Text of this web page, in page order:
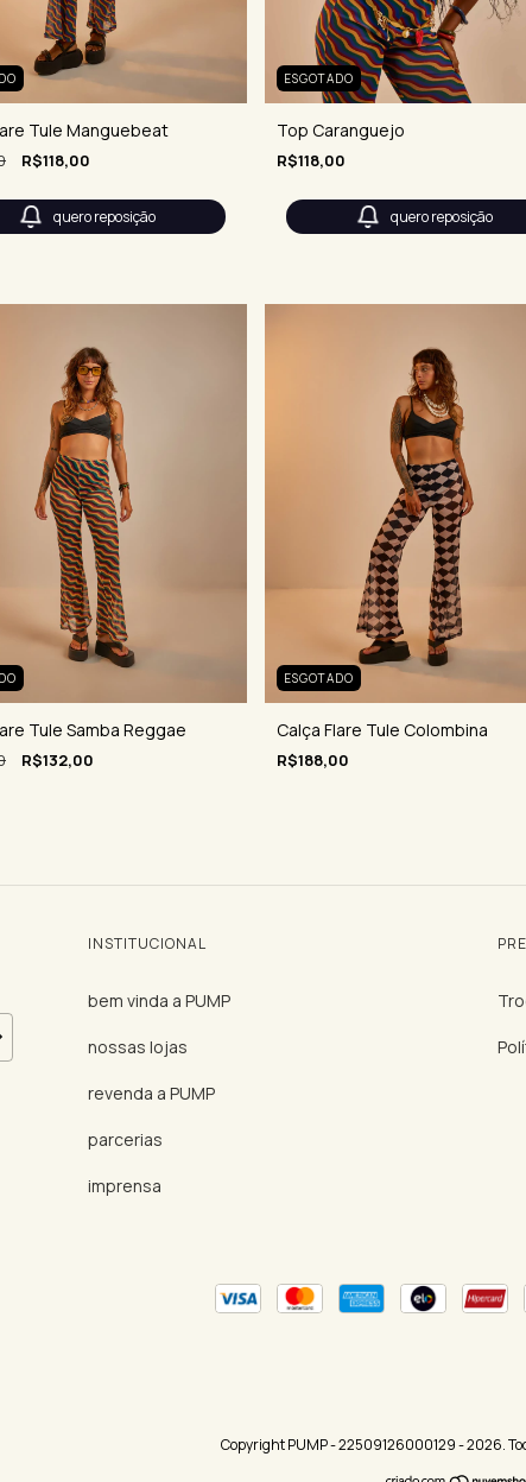
Tule Manguebeat
R$118,00
quero reposição
ESGOTADO
Top Caranguejo
R$118,00
quero reposição
Tule Samba Reggae
R$132,00
ESGOTADO
Calça Flare Tule Colombina
R$188,00
INSTITUCIONAL
bem vinda a PUMP
nossas lojas
revenda a PUMP
parcerias
imprensa
Copyright PUMP - 22509126000129 - 2026.